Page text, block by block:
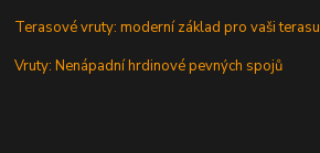
Terasové vruty: moderní základ pro vaši terasu
Vruty: Nenápadní hrdinové pevných spojů